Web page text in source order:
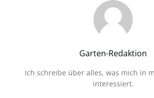
Garten-Redaktion
Ich schreibe über alles, was mich in
interessiert.